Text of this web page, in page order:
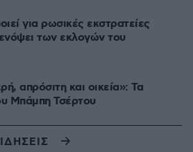
για ρωσικές εκστρατείες
των εκλογών του
απρόσιτη και οικεία»: Τα
Μπάμπη Τσέρτου